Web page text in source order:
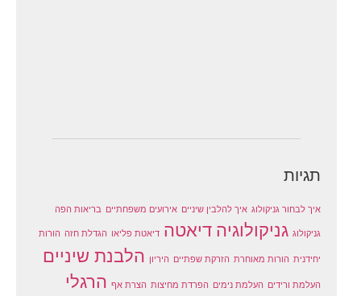
תגיות
איך לבחור גניקולוג איך להלבין שיניים אירועים משפחתיים בריאות הפה
גניקולוג גניקולוגיה דיאטה דיאטת פליאו הגדלת חזה הורות
יחידנית הורות מאוחרת הזרקת שפתיים היריון הלבנת שיניים
העלמת ורידים העלמת נימים הפרדת מחיצות הצרת אף הרגלי